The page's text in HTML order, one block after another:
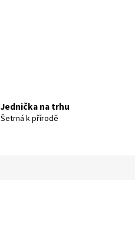
Jednička na trhu
Šetrná k přírodě